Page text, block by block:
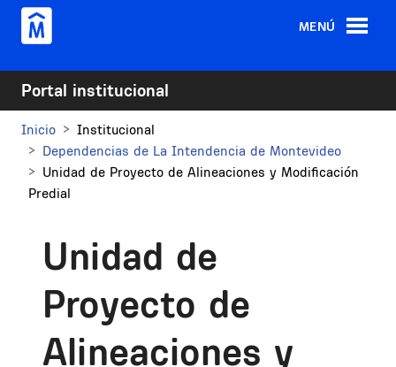
Pasar al contenido principal
MENÚ
Portal institucional
Inicio
Institucional
Dependencias de La Intendencia de Montevideo
Unidad de Proyecto de Alineaciones y Modificación
Predial
Unidad de
Proyecto de
Alineaciones y